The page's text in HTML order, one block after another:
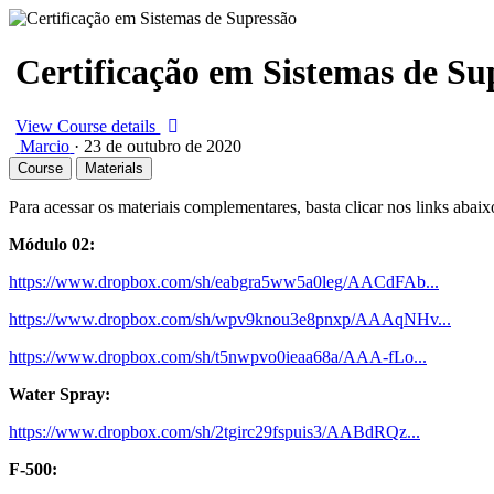
Certificação em Sistemas de
View Course details
Marcio · 23 de outubro de 2020
Course Materials
​Para acessar os materiais complementares, basta clicar nos links
​Módulo 02:
https://www.dropbox.com/sh/eabgra5ww5a0leg/AACdFAb...
https://www.dropbox.com/sh/wpv9knou3e8pnxp/AAAqNHv...
https://www.dropbox.com/sh/t5nwpvo0ieaa68a/AAA-fLo...
Water Spray:
https://www.dropbox.com/sh/2tgirc29fspuis3/AABdRQz...
F-500: